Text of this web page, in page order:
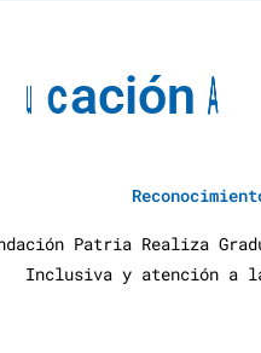
u cación A
Patria Realiza
Inclusiva y atención a